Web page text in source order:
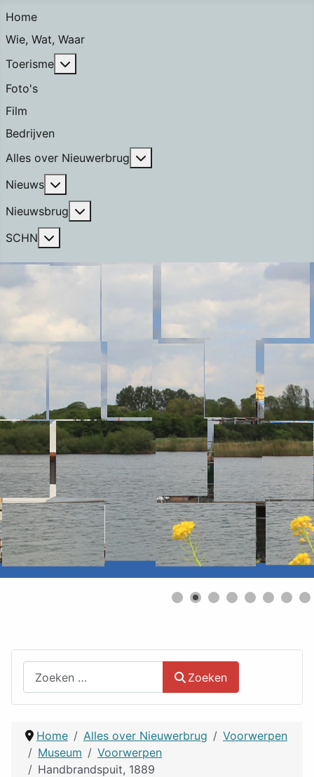
Home
Wie, Wat, Waar
Toerisme
Foto's
Film
Bedrijven
Alles over Nieuwerbrug
Nieuws
Nieuwsbrug
SCHN
Zoeken
Home Alles over Nieuwerbrug
Voorwerpen
Museum
Voorwerpen
Handbrandspuit, 1889